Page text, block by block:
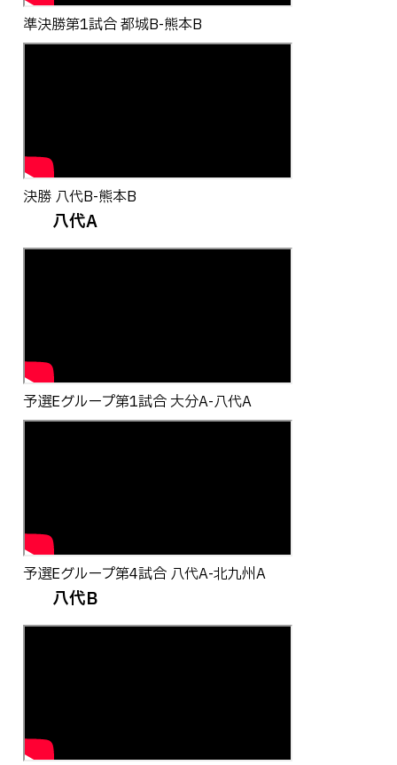
準決勝第1試合 都城B-熊本B
決勝 八代B-熊本B
八代A
予選Eグループ第1試合 大分A-八代A
予選Eグループ第4試合 八代A-北九州A
八代B